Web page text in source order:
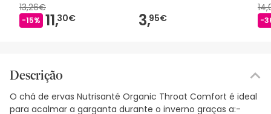
13,26€
-15% 11,30€ 3,95€ -
Descrição
O chá de ervas Nutrisanté Organic Throat Comfort é ideal
para acalmar a garganta durante o inverno graças a:-